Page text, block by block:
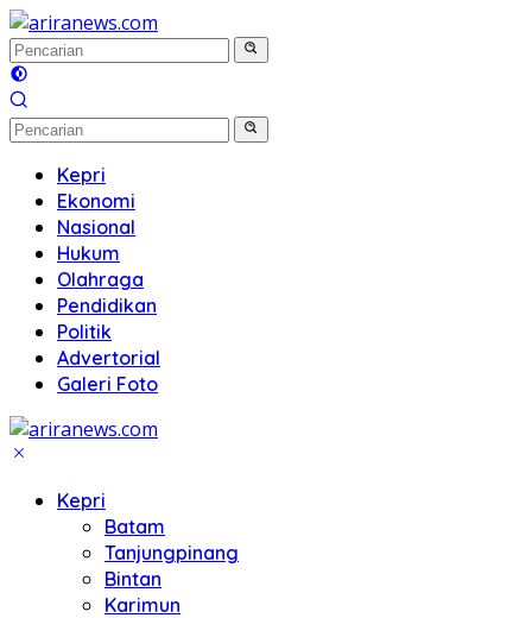
Langsung
ke
konten
Kepri
Ekonomi
Nasional
Hukum
Olahraga
Pendidikan
Politik
Advertorial
Galeri Foto
Kepri
Batam
Tanjungpinang
Bintan
Karimun